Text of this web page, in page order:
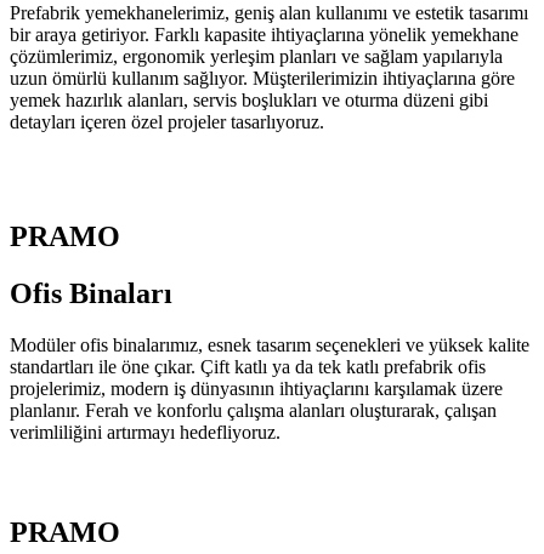
Prefabrik yemekhanelerimiz, geniş alan kullanımı ve estetik tasarımı
bir araya getiriyor. Farklı kapasite ihtiyaçlarına yönelik yemekhane
çözümlerimiz, ergonomik yerleşim planları ve sağlam yapılarıyla
uzun ömürlü kullanım sağlıyor. Müşterilerimizin ihtiyaçlarına göre
yemek hazırlık alanları, servis boşlukları ve oturma düzeni gibi
detayları içeren özel projeler tasarlıyoruz.
PRAMO
Ofis Binaları
Modüler ofis binalarımız, esnek tasarım seçenekleri ve yüksek kalite
standartları ile öne çıkar. Çift katlı ya da tek katlı prefabrik ofis
projelerimiz, modern iş dünyasının ihtiyaçlarını karşılamak üzere
planlanır. Ferah ve konforlu çalışma alanları oluşturarak, çalışan
verimliliğini artırmayı hedefliyoruz.
PRAMO